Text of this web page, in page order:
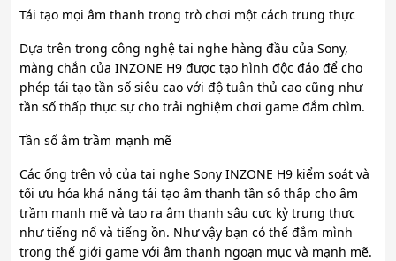
Tái tạo mọi âm thanh trong trò chơi một cách trung thực
Dựa trên trong công nghệ tai nghe hàng đầu của Sony,
màng chắn của INZONE H9 được tạo hình độc đáo để cho
phép tái tạo tần số siêu cao với độ tuân thủ cao cũng như
tần số thấp thực sự cho trải nghiệm chơi game đắm chìm.
Tần số âm trầm mạnh mẽ
Các ống trên vỏ của tai nghe Sony INZONE H9 kiểm soát và
tối ưu hóa khả năng tái tạo âm thanh tần số thấp cho âm
trầm mạnh mẽ và tạo ra âm thanh sâu cực kỳ trung thực
như tiếng nổ và tiếng ồn. Như vậy bạn có thể đắm mình
trong thế giới game với âm thanh ngoạn mục và mạnh mẽ.